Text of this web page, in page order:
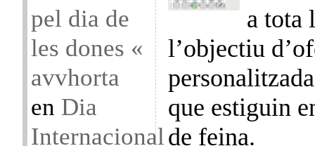
pel dia de
les dones «
avvhorta
en Dia
Internacional
a tota
l’objectiu
que estiguin
de feina.